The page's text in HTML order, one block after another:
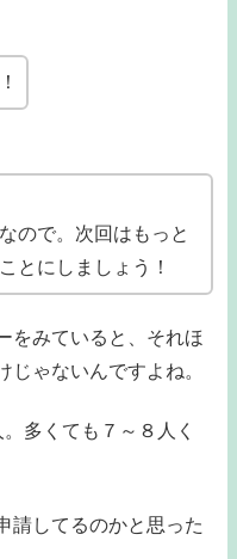
ので。次回はもっと
とにしましょう！
をみていると、それほ
じゃないんですよね。
多くても７～８人く
請してるのかと思った